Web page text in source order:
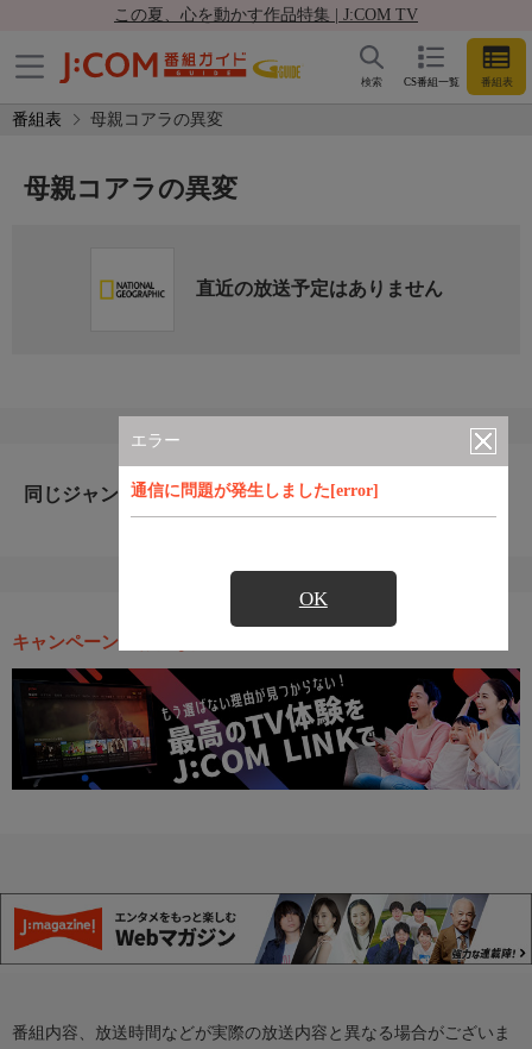
この夏、心を動かす作品特集 | J:COM TV
CS番組一覧 番組表
検索
番組表 母親コアラの異変
エラー
通信に問題が発生しました[error]
OK
母親コアラの異変
直近の放送予定はありません
同じジャンルのおすすめ番組
キャンペーン・お得な情報
番組内容、放送時間などが実際の放送内容と異なる場合がございま